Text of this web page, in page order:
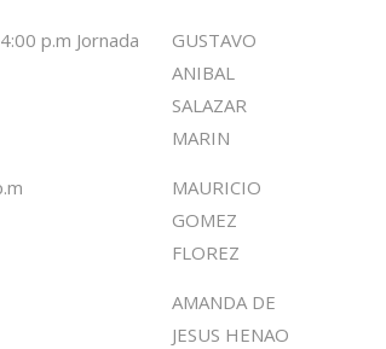
p.m Jornada
GUSTAVO
ANIBAL
SALAZAR
MARIN
MAURICIO
GOMEZ
FLOREZ
AMANDA DE
JESUS HENAO